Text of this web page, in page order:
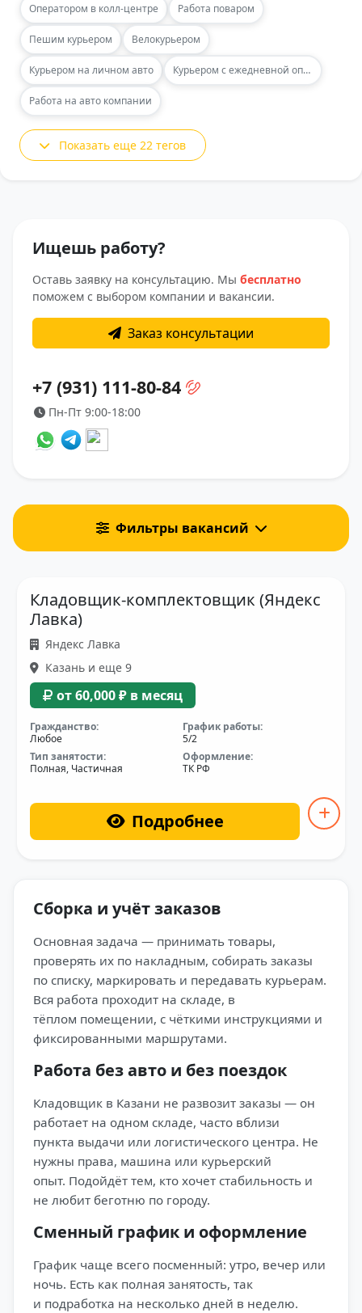
Оператором в колл-центре Работа поваром
Пешим курьером Велокурьером
Курьером на личном авто Курьером с ежедневной оплатой
Работа на авто компании
Показать еще 22 тегов
Фильтры вакансий
Ищешь работу?
Оставь заявку на консультацию. Мы бесплатно
поможем с выбором компании и вакансии.
Заказ консультации
+7 (931) 111-80-84
Пн-Пт 9:00-18:00
Кладовщик-комплектовщик (Яндекс
Лавка)
Яндекс Лавка
Казань и еще 9
от 60,000 ₽ в месяц
Гражданство:
Любое
График работы:
5/2
Тип занятости:
Полная, Частичная
Оформление:
ТК РФ
Подробнее
Сборка и учёт заказов
Основная задача — принимать товары,
проверять их по накладным, собирать заказы
по списку, маркировать и передавать курьерам.
Вся работа проходит на складе, в
тёплом помещении, с чёткими инструкциями и
фиксированными маршрутами.
Работа без авто и без поездок
Кладовщик в Казани не развозит заказы — он
работает на одном складе, часто вблизи
пункта выдачи или логистического центра. Не
нужны права, машина или курьерский
опыт. Подойдёт тем, кто хочет стабильность и
не любит беготню по городу.
Сменный график и оформление
График чаще всего посменный: утро, вечер или
ночь. Есть как полная занятость, так
и подработка на несколько дней в неделю.